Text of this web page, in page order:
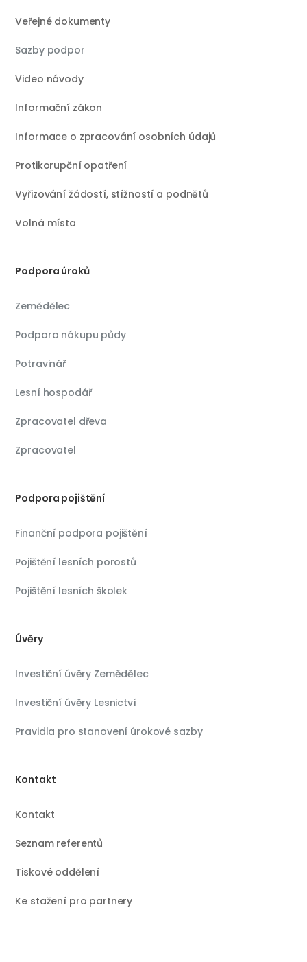
Veřejné dokumenty
Sazby podpor
Video návody
Informační zákon
Informace o zpracování osobních údajů
Protikorupční opatření
Vyřizování žádostí, stížností a podnětů
Volná místa
Podpora úroků
Zemědělec
Podpora nákupu půdy
Potravinář
Lesní hospodář
Zpracovatel dřeva
Zpracovatel
Podpora pojištění
Finanční podpora pojištění
Pojištění lesních porostů
Pojištění lesních školek
Úvěry
Investiční úvěry Zemědělec
Investiční úvěry Lesnictví
Pravidla pro stanovení úrokové sazby
Kontakt
Kontakt
Seznam referentů
Tiskové oddělení
Ke stažení pro partnery